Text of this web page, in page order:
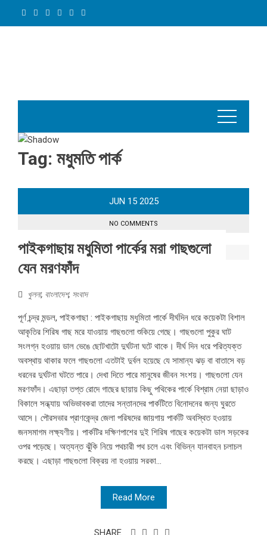
Tag: মধুমতি পার্ক
JUN 15 2025
NO COMMENTS
পাইকগাছায় মধুমিতা পার্কের মরা গাছগুলো
যেন মরণফাঁদ
খুলনা, বাংলাদেশ, সংবাদ
পূর্ণ চন্দ্র মন্ডল, পাইকগাছা : পাইকগাছায় মধুমিতা পার্কে দীর্ঘদিন ধরে কয়েকটা বিশাল
আকৃতির শিরিষ গাছ মরে যাওয়ায় গাছগুলো শুকিয়ে গেছে। গাছগুলো পুকুর ঘাট
সংলগ্ন হওয়ায় ডাল ভেঙে ছোটখাটো দুর্ঘটনা ঘটে থাকে। দীর্ঘ দিন ধরে পরিত্যক্ত
অবস্থায় থাকার ফলে গাছগুলো এতটাই দুর্বল হয়েছে যে সামান্য ঝড় বা বাতাসে বড়
ধরনের দুর্ঘটনা ঘটতে পারে। দেখা দিতে পারে মানুষের জীবন সংশয়। গাছগুলো যেন
মরণফাঁদ। এছাড়া তপ্ত রোদে গাছের ছায়ায় কিছু পথিকের পার্কে বিশ্রাম নেয়া ছাড়াও
বিকালে সন্ধ্যায় অভিভাবকরা তাদের সন্তানদের পার্কটিতে বিনোদনের জন্য ঘুরতে
আসে। পৌরসভার প্রাণকেন্দ্র জেলা পরিষদের জায়গায় পার্কটি অবস্থিত হওয়ায়
জনসমাগম লক্ষ্যণীয়। পার্কটির দক্ষিণপাশের দুই শিরিষ গাছের কয়েকটা ডাল সড়কের
ওপর পড়েছে। অত্যন্ত ঝুঁকি নিয়ে পথচারী পথ চলে এবং বিভিন্ন যানবাহন চলাচল
করছে। এছাড়া গাছগুলো বিক্রয় না হওয়ায় সরকা...
Read More
SHARE